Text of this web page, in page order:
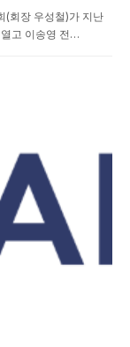
(회장 우성철)가 지난
고 이송영 전…